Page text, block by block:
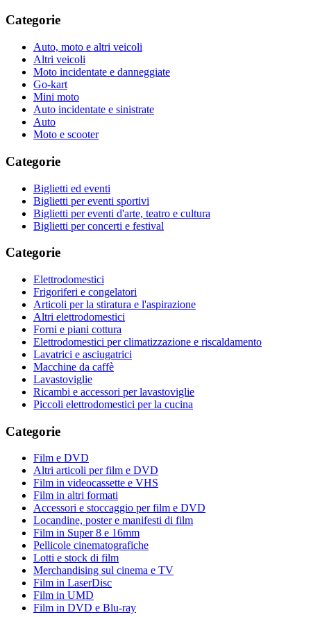
Categorie
Auto, moto e altri veicoli
Altri veicoli
Moto incidentate e danneggiate
Go-kart
Mini moto
Auto incidentate e sinistrate
Auto
Moto e scooter
Categorie
Biglietti ed eventi
Biglietti per eventi sportivi
Biglietti per eventi d'arte, teatro e cultura
Biglietti per concerti e festival
Categorie
Elettrodomestici
Frigoriferi e congelatori
Articoli per la stiratura e l'aspirazione
Altri elettrodomestici
Forni e piani cottura
Elettrodomestici per climatizzazione e riscaldamento
Lavatrici e asciugatrici
Macchine da caffè
Lavastoviglie
Ricambi e accessori per lavastoviglie
Piccoli elettrodomestici per la cucina
Categorie
Film e DVD
Altri articoli per film e DVD
Film in videocassette e VHS
Film in altri formati
Accessori e stoccaggio per film e DVD
Locandine, poster e manifesti di film
Film in Super 8 e 16mm
Pellicole cinematografiche
Lotti e stock di film
Merchandising sul cinema e TV
Film in LaserDisc
Film in UMD
Film in DVD e Blu-ray